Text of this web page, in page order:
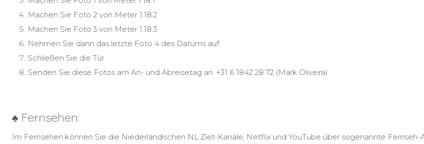
Machen Sie Foto 2 von Meter 1.18.2
Machen Sie Foto 3 von Meter 1.18.3
Nehmen Sie dann das letzte Foto 4 des Datums auf
Schließen Sie die Tür
Senden Sie diese Fotos am An- und Abreisetag an: +31 6 1842 28 72 (Mark Oliveira)
♠ Fernsehen:
Im Fernsehen können Sie die Niederländischen NL Ziet-Kanäle, Netflix und YouTube über sogenannte Fernseh-